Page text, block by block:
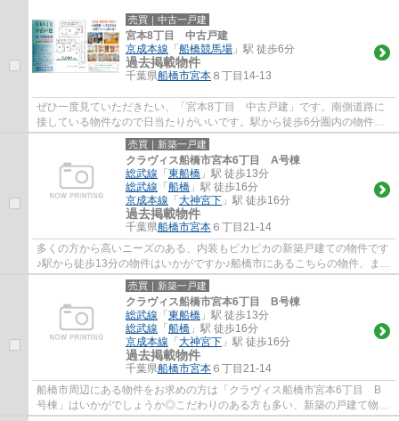
売買｜中古一戸建
宮本8丁目 中古戸建
京成本線 「 船橋競馬場 」駅 徒歩6分
過去掲載物件
千葉県船橋市宮本 ８丁目14-13
ぜひ一度見ていただきたい、「宮本8丁目 中古戸建」です。南側道路に
接している物件なので日当たりがいいです。駅から徒歩6分圏内の物件で
す。中古の戸建て物件は、経済的なメリット...
売買｜新築一戸建
クラヴィス船橋市宮本6丁目 A号棟
総武線 「 東船橋 」駅 徒歩13分
総武線 「 船橋 」駅 徒歩16分
京成本線 「 大神宮下 」駅 徒歩16分
過去掲載物件
千葉県船橋市宮本 ６丁目21-14
多くの方から高いニーズのある、内装もピカピカの新築戸建ての物件です
♪駅から徒歩13分の物件はいかがですか♪船橋市にあるこちらの物件、また
はエリア内にあるその他物件の詳細情報を...
売買｜新築一戸建
クラヴィス船橋市宮本6丁目 B号棟
総武線 「 東船橋 」駅 徒歩13分
総武線 「 船橋 」駅 徒歩16分
京成本線 「 大神宮下 」駅 徒歩16分
過去掲載物件
千葉県船橋市宮本 ６丁目21-14
船橋市周辺にある物件をお求めの方は「クラヴィス船橋市宮本6丁目 B
号棟」はいかがでしょうか◎こだわりのある方も多い、新築の戸建て物件